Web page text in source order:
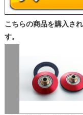
こちらの商品を購入さ
す。